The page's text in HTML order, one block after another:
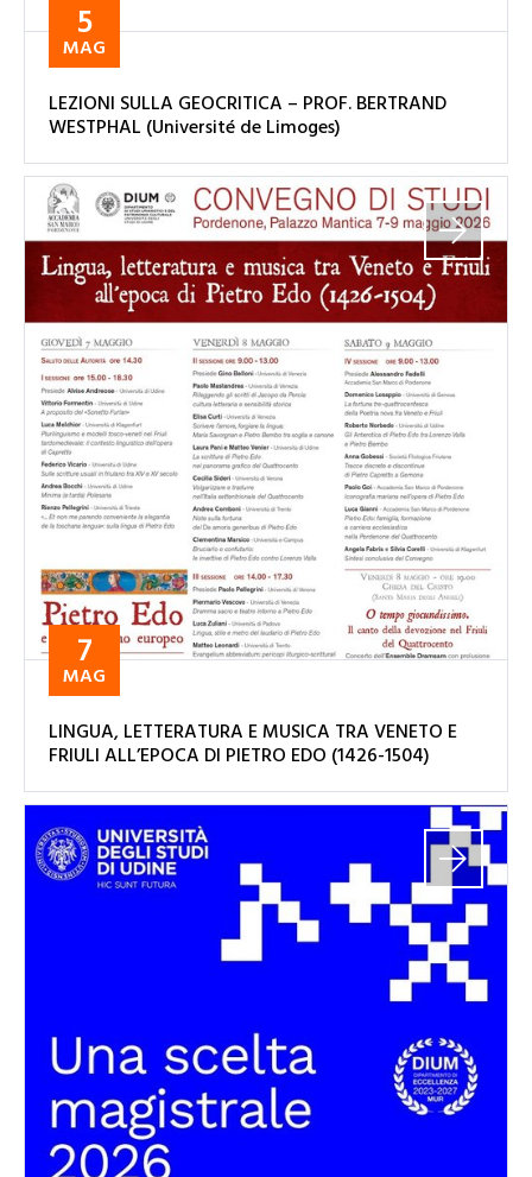
5
MAG
LEZIONI SULLA GEOCRITICA – PROF. BERTRAND
WESTPHAL (Université de Limoges)
7
MAG
LINGUA, LETTERATURA E MUSICA TRA VENETO E
FRIULI ALL’EPOCA DI PIETRO EDO (1426-1504)